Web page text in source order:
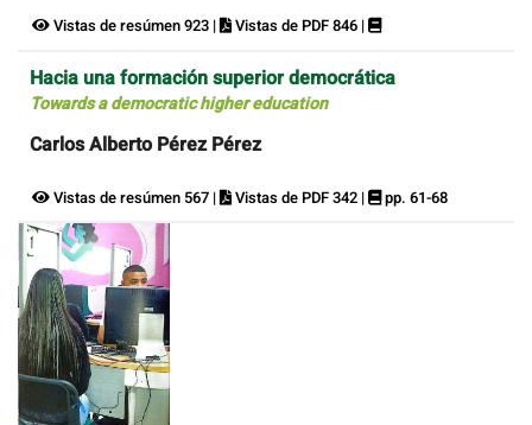
Vistas de resúmen 923 | Vistas de PDF 846 |
Hacia una formación superior democrática
Towards a democratic higher education
Carlos Alberto Pérez Pérez
Vistas de resúmen 567 | Vistas de PDF 342 | pp. 61-68